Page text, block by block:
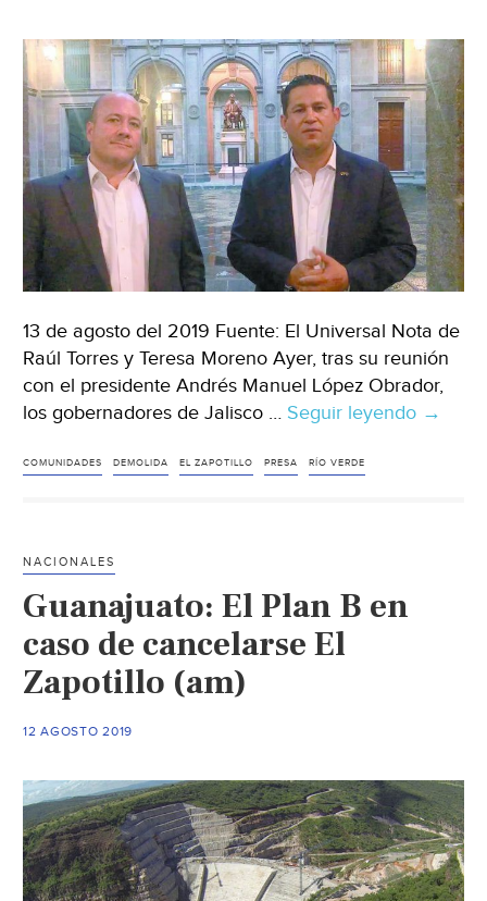
único
humedal
(SoyBarrio)
13 de agosto del 2019 Fuente: El Universal Nota de
Raúl Torres y Teresa Moreno Ayer, tras su reunión
con el presidente Andrés Manuel López Obrador,
los gobernadores de Jalisco … Seguir leyendo CDMX:
→
COMUNIDADES DEMOLIDA EL ZAPOTILLO PRESA RÍO VERDE
NACIONALES
Guanajuato: El Plan B en
caso de cancelarse El
Zapotillo (am)
12 AGOSTO 2019